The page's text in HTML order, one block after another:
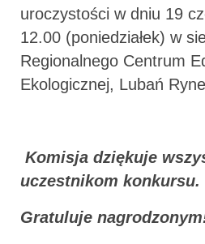
uroczystości w dniu 19
12.00 (poniedziałek) w
Regionalnego Centrum
Ekologicznej, Lubań
Komisja dziękuje
uczestnikom konkursu.
Gratuluje